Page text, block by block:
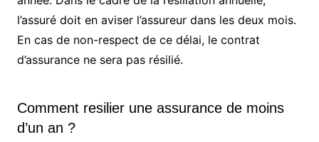
l’assuré doit en aviser l’assureur dans les deux mois.
En cas de non-respect de ce délai, le contrat
d’assurance ne sera pas résilié.
Comment resilier une assurance de moins
d’un an ?